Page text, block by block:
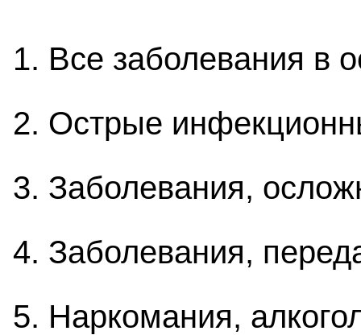
Все заболевания в
Острые
Заболевания,
Заболевания,
Наркомания,